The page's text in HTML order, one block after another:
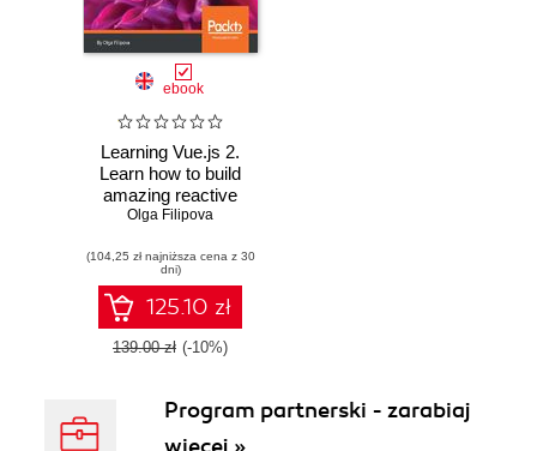
ebook
Learning Vue.js 2.
Learn how to build
amazing reactive
web applications
Olga Filipova
(104,25 zł najniższa cena z 30
dni)
125.10 zł
139.00 zł (-10%)
Program partnerski - zarabiaj